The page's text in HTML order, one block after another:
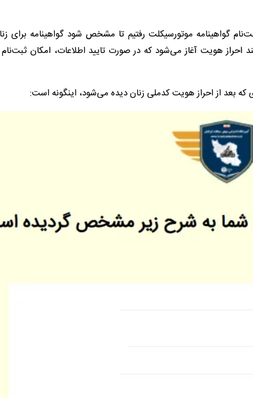
گواهینامه موتورسیکلت رفتیم تا مشخص شود گواهینامه برای
احراز هویت آغاز می‌شود که در صورت تایید اطلاعات، امکان
که بعد از احراز هویت کدملی زنان دیده می‌شود، اینگونه است: